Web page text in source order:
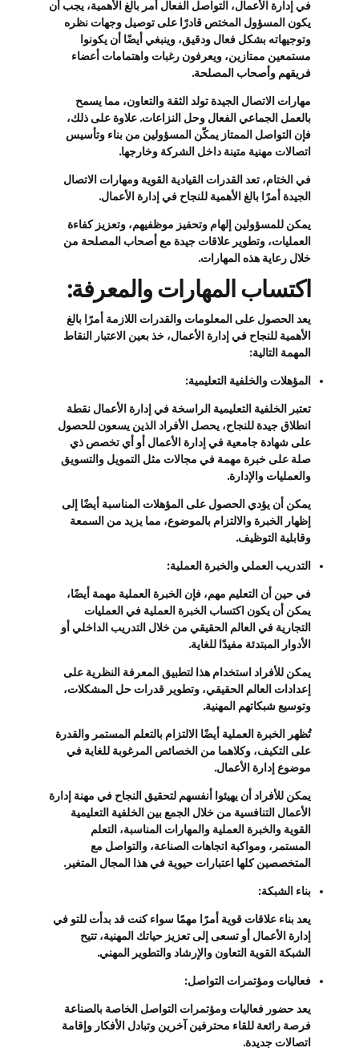
في إدارة الأعمال، التواصل الفعال أمر بالغ الأهمية، يجب أن
يكون المسؤول المختص قادرًا على توصيل وجهات نظره
وتوجيهاته بشكل فعال ودقيق، وينبغي أيضًا أن يكونوا
مستمعين ممتازين، ويعرفون رغبات واهتمامات أعضاء
فريقهم وأصحاب المصلحة.
مهارات الاتصال الجيدة تولد الثقة والتعاون، مما يسمح
بالعمل الجماعي الفعال وحل النزاعات. علاوة على ذلك،
فإن التواصل الممتاز يمكّن المسؤولين من بناء وتأسيس
اتصالات مهنية متينة داخل الشركة وخارجها.
في الختام، تعد القدرات القيادية القوية ومهارات الاتصال
الجيدة أمرًا بالغ الأهمية للنجاح في إدارة الأعمال.
يمكن للمسؤولين إلهام وتحفيز موظفيهم، وتعزيز كفاءة
العمليات، وتطوير علاقات جيدة مع أصحاب المصلحة من
خلال رعاية هذه المهارات.
اكتساب المهارات والمعرفة:
يعد الحصول على المعلومات والقدرات اللازمة أمرًا بالغ
الأهمية للنجاح في إدارة الأعمال، خذ بعين الاعتبار النقاط
المهمة التالية:
المؤهلات والخلفية التعليمية:
تعتبر الخلفية التعليمية الراسخة في إدارة الأعمال نقطة
انطلاق جيدة للنجاح، يحصل الأفراد الذين يسعون للحصول
على شهادة جامعية في إدارة الأعمال أو أي تخصص ذي
صلة على خبرة مهمة في مجالات مثل التمويل والتسويق
والعمليات والإدارة.
يمكن أن يؤدي الحصول على المؤهلات المناسبة أيضًا إلى
إظهار الخبرة والالتزام بالموضوع، مما يزيد من السمعة
وقابلية التوظيف.
التدريب العملي والخبرة العملية:
في حين أن التعليم مهم، فإن الخبرة العملية مهمة أيضًا،
يمكن أن يكون اكتساب الخبرة العملية في العمليات
التجارية في العالم الحقيقي من خلال التدريب الداخلي أو
الأدوار المبتدئة مفيدًا للغاية.
يمكن للأفراد استخدام هذا لتطبيق المعرفة النظرية على
إعدادات العالم الحقيقي، وتطوير قدرات حل المشكلات،
وتوسيع شبكاتهم المهنية.
تُظهر الخبرة العملية أيضًا الالتزام بالتعلم المستمر والقدرة
على التكيف، وكلاهما من الخصائص المرغوبة للغاية في
موضوع إدارة الأعمال.
يمكن للأفراد أن يهيئوا أنفسهم لتحقيق النجاح في مهنة إدارة
الأعمال التنافسية من خلال الجمع بين الخلفية التعليمية
القوية والخبرة العملية والمهارات المناسبة، التعلم
المستمر، ومواكبة اتجاهات الصناعة، والتواصل مع
المتخصصين كلها اعتبارات حيوية في هذا المجال المتغير.
بناء الشبكة:
يعد بناء علاقات قوية أمرًا مهمًا سواء كنت قد بدأت للتو في
إدارة الأعمال أو تسعى إلى تعزيز حياتك المهنية، تتيح
الشبكة القوية التعاون والإرشاد والتطوير المهني.
فعاليات ومؤتمرات التواصل:
يعد حضور فعاليات ومؤتمرات التواصل الخاصة بالصناعة
فرصة رائعة للقاء محترفين آخرين وتبادل الأفكار وإقامة
اتصالات جديدة.